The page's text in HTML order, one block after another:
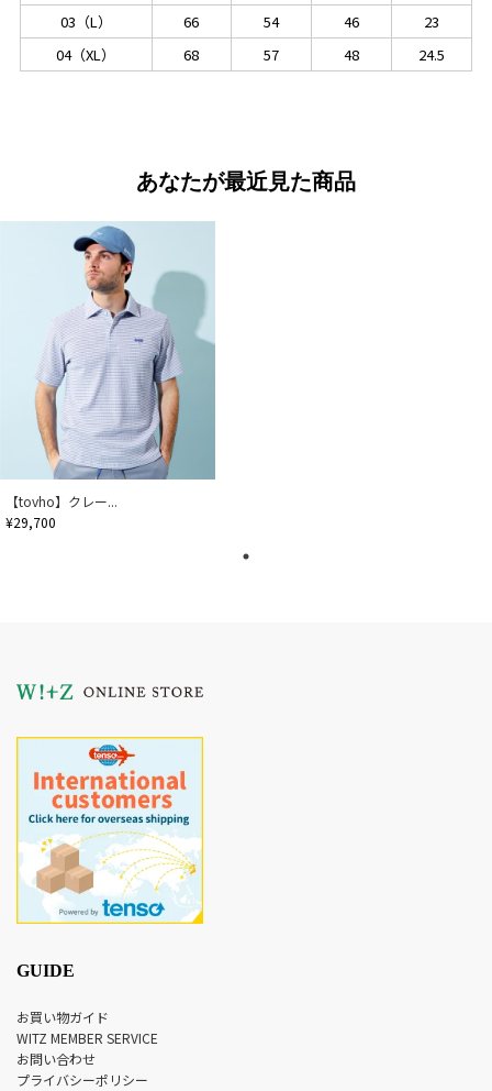
03（L）
66 54 46
23
04（XL）
68 57 48 24.5
あなたが最近見た商品
【tovho】クレー...
¥29,700
GUIDE
お買い物ガイド
WITZ MEMBER SERVICE
お問い合わせ
プライバシーポリシー